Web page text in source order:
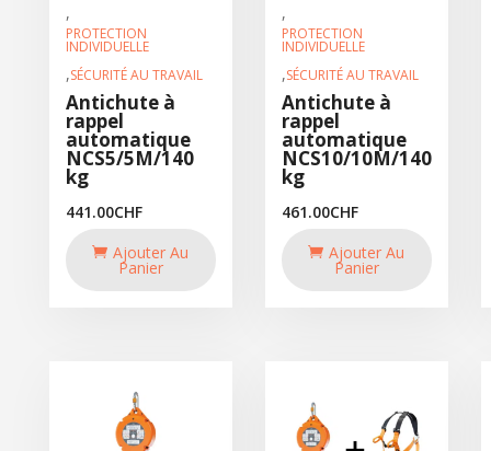
,
PROTECTION
INDIVIDUELLE
,SÉCURITÉ AU TRAVAIL
Antichute à
rappel
automatique
NCS5/5M/140
kg
441.00CHF
Ajouter Au
Panier
,
PROTECTION
INDIVIDUELLE
,SÉCURITÉ AU TRAVAIL
Antichute à
rappel
automatique
NCS10/10M/140
kg
461.00CHF
Ajouter Au
Panier